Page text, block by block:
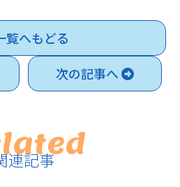
覧へもどる
次の記事へ
連記事